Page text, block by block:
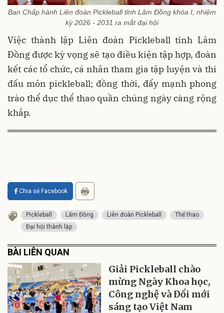
Ban Chấp hành Liên đoàn Pickleball tỉnh Lâm Đồng khóa I, nhiệm
kỳ 2026 - 2031 ra mắt đại hội
Việc thành lập Liên đoàn Pickleball tỉnh Lâm
Đồng được kỳ vọng sẽ tạo điều kiện tập hợp, đoàn
kết các tổ chức, cá nhân tham gia tập luyện và thi
đấu môn pickleball; đồng thời, đẩy mạnh phong
trào thể dục thể thao quần chúng ngày càng rộng
khắp.
Chia sẻ Facebook
Pickleball Lâm Đồng Liên đoàn Pickleball
Thể thao
Đại hội thành lập
BÀI LIÊN QUAN
Giải Pickleball chào
mừng Ngày Khoa học,
Công nghệ và Đổi mới
sáng tạo Việt Nam